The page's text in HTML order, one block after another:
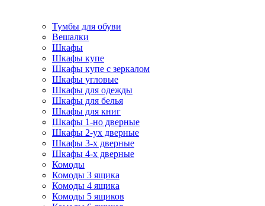
Тумбы для обуви
Вешалки
Шкафы
Шкафы купе
Шкафы купе с зеркалом
Шкафы угловые
Шкафы для одежды
Шкафы для белья
Шкафы для книг
Шкафы 1-но дверные
Шкафы 2-ух дверные
Шкафы 3-х дверные
Шкафы 4-х дверные
Комоды
Комоды 3 ящика
Комоды 4 ящика
Комоды 5 ящиков